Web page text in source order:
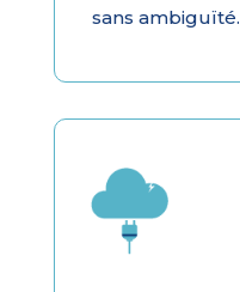
sans ambiguïté.